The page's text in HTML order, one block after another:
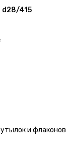
d28/415
и флаконов